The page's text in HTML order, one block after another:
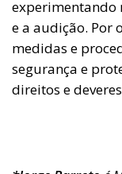
experimentando
e a audição. Por
medidas e
segurança e
direitos e